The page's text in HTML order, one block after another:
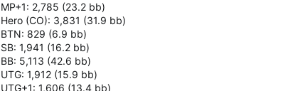
MP+1: 2,785 (23.2 bb)
Hero (CO): 3,831 (31.9 bb)
BTN: 829 (6.9 bb)
SB: 1,941 (16.2 bb)
BB: 5,113 (42.6 bb)
UTG: 1,912 (15.9 bb)
UTG+1: 1,606 (13.4 bb)